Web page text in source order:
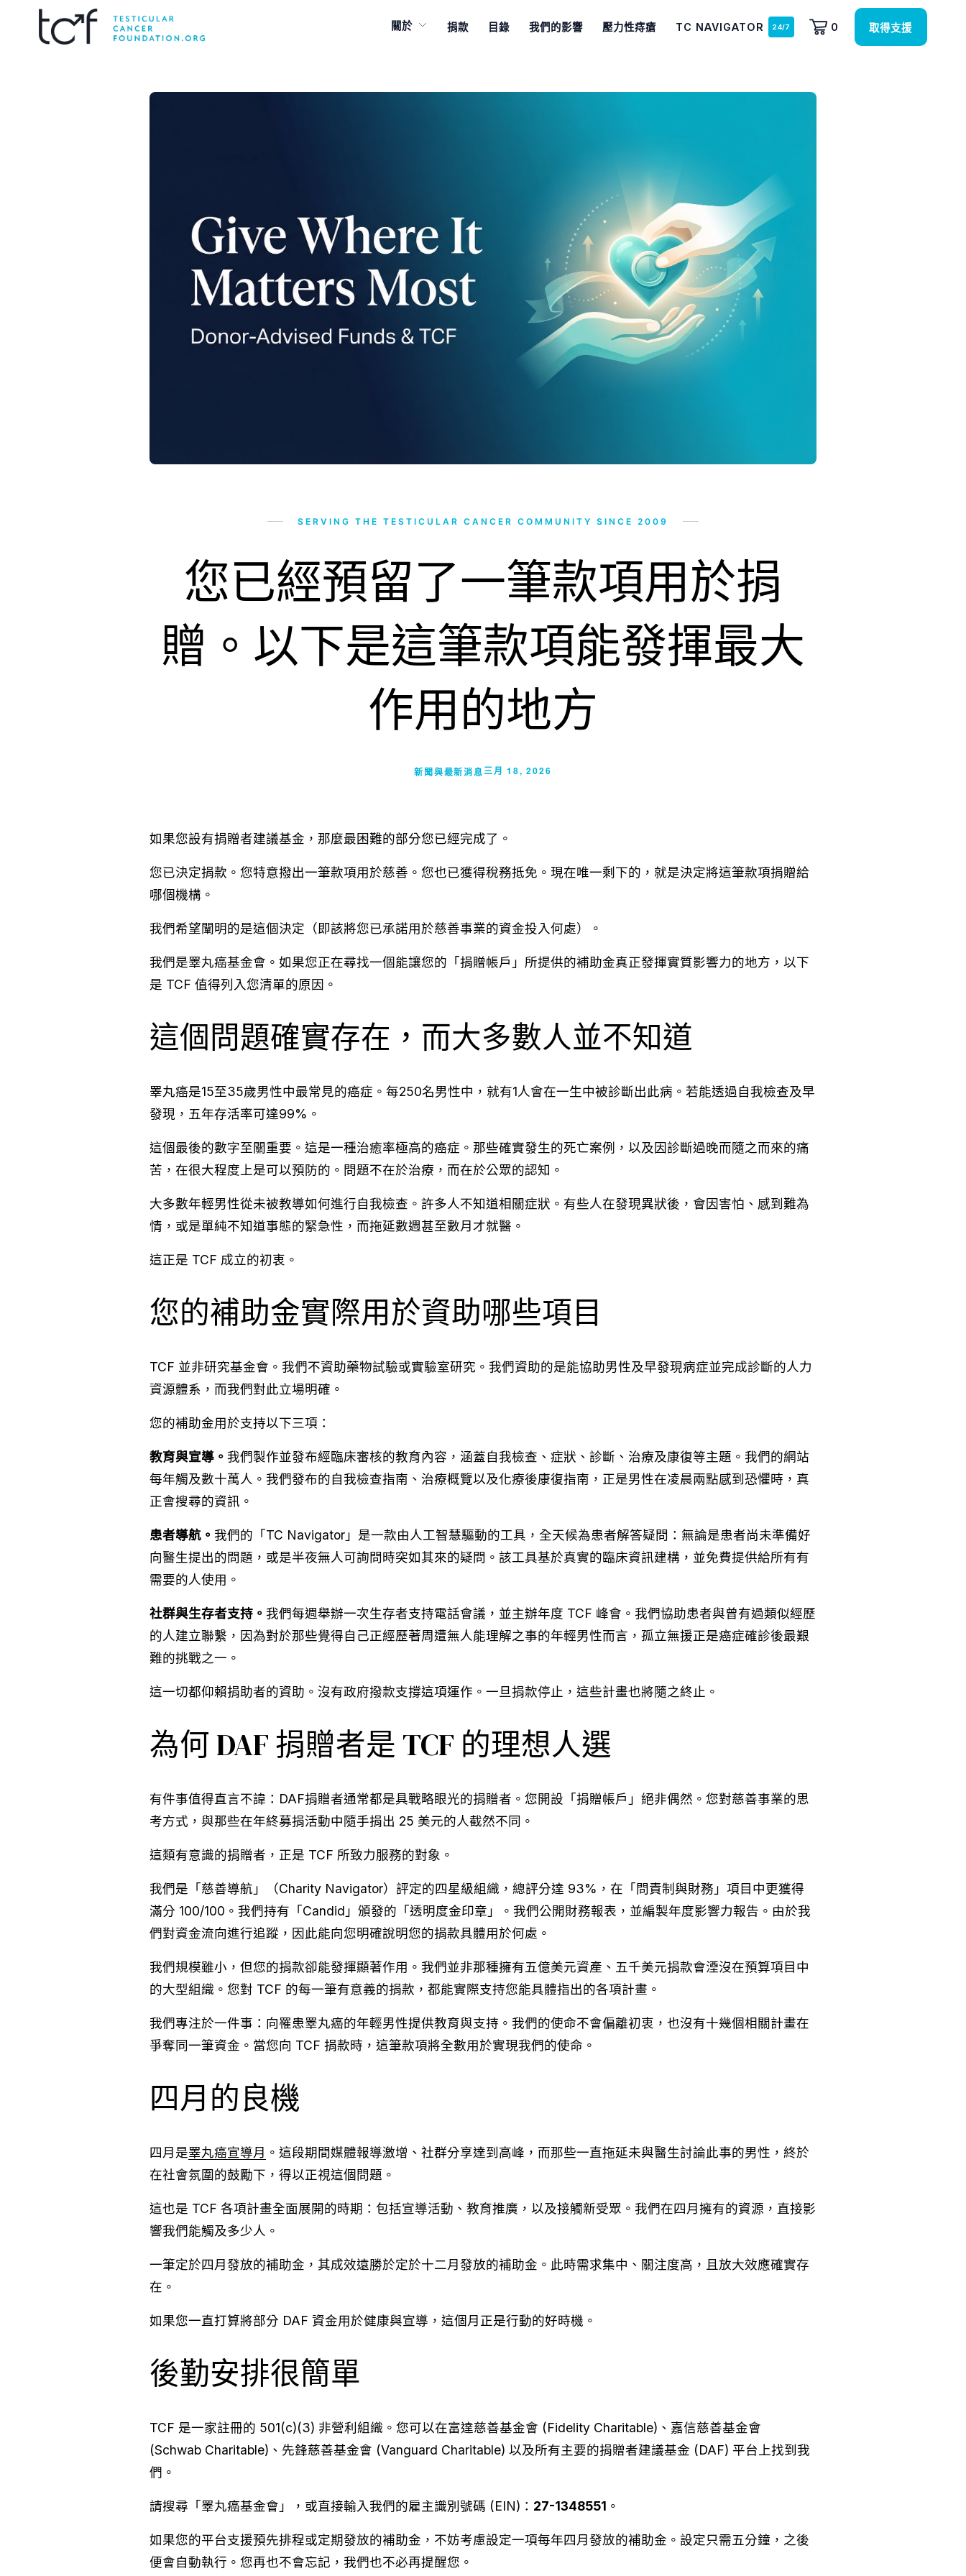
關於 捐款 目錄 我們的影響 壓力性痔瘡 TC NAVIGATOR 0 取得支援
SERVING THE TESTICULAR CANCER COMMUNITY SINCE 2009
您已經預留了一筆款項用於捐
贈。以下是這筆款項能發揮最大
作用的地方
新聞與最新消息三月 18, 2026
如果您設有捐贈者建議基金，那麼最困難的部分您已經完成了。
您已決定捐款。您特意撥出一筆款項用於慈善。您也已獲得稅務抵免。現在唯一剩下的，就是決定將這筆款項捐贈給
哪個機構。
我們希望闡明的是這個決定（即該將您已承諾用於慈善事業的資金投入何處）。
我們是睪丸癌基金會。如果您正在尋找一個能讓您的「捐贈帳戶」所提供的補助金真正發揮實質影響力的地方，以下
是 TCF 值得列入您清單的原因。
這個問題確實存在，而大多數人並不知道
睪丸癌是15至35歲男性中最常見的癌症。每250名男性中，就有1人會在一生中被診斷出此病。若能透過自我檢查及早
發現，五年存活率可達99%。
這個最後的數字至關重要。這是一種治癒率極高的癌症。那些確實發生的死亡案例，以及因診斷過晚而隨之而來的痛
苦，在很大程度上是可以預防的。問題不在於治療，而在於公眾的認知。
大多數年輕男性從未被教導如何進行自我檢查。許多人不知道相關症狀。有些人在發現異狀後，會因害怕、感到難為
情，或是單純不知道事態的緊急性，而拖延數週甚至數月才就醫。
這正是 TCF 成立的初衷。
您的補助金實際用於資助哪些項目
TCF 並非研究基金會。我們不資助藥物試驗或實驗室研究。我們資助的是能協助男性及早發現病症並完成診斷的人力
資源體系，而我們對此立場明確。
您的補助金用於支持以下三項：
教育與宣導。我們製作並發布經臨床審核的教育內容，涵蓋自我檢查、症狀、診斷、治療及康復等主題。我們的網站
每年觸及數十萬人。我們發布的自我檢查指南、治療概覽以及化療後康復指南，正是男性在凌晨兩點感到恐懼時，真
正會搜尋的資訊。
患者導航。我們的「TC Navigator」是一款由人工智慧驅動的工具，全天候為患者解答疑問：無論是患者尚未準備好
向醫生提出的問題，或是半夜無人可詢問時突如其來的疑問。該工具基於真實的臨床資訊建構，並免費提供給所有有
需要的人使用。
社群與生存者支持。我們每週舉辦一次生存者支持電話會議，並主辦年度 TCF 峰會。我們協助患者與曾有過類似經歷
的人建立聯繫，因為對於那些覺得自己正經歷著周遭無人能理解之事的年輕男性而言，孤立無援正是癌症確診後最艱
難的挑戰之一。
這一切都仰賴捐助者的資助。沒有政府撥款支撐這項運作。一旦捐款停止，這些計畫也將隨之終止。
為何 DAF 捐贈者是 TCF 的理想人選
有件事值得直言不諱：DAF捐贈者通常都是具戰略眼光的捐贈者。您開設「捐贈帳戶」絕非偶然。您對慈善事業的思
考方式，與那些在年終募捐活動中隨手捐出 25 美元的人截然不同。
這類有意識的捐贈者，正是 TCF 所致力服務的對象。
我們是「慈善導航」（Charity Navigator）評定的四星級組織，總評分達 93%，在「問責制與財務」項目中更獲得
滿分 100/100。我們持有「Candid」頒發的「透明度金印章」。我們公開財務報表，並編製年度影響力報告。由於我
們對資金流向進行追蹤，因此能向您明確說明您的捐款具體用於何處。
我們規模雖小，但您的捐款卻能發揮顯著作用。我們並非那種擁有五億美元資產、五千美元捐款會湮沒在預算項目中
的大型組織。您對 TCF 的每一筆有意義的捐款，都能實際支持您能具體指出的各項計畫。
我們專注於一件事：向罹患睪丸癌的年輕男性提供教育與支持。我們的使命不會偏離初衷，也沒有十幾個相關計畫在
爭奪同一筆資金。當您向 TCF 捐款時，這筆款項將全數用於實現我們的使命。
四月的良機
四月是睪丸癌宣導月 。這段期間媒體報導激增、社群分享達到高峰，而那些一直拖延未與醫生討論此事的男性，終於
在社會氛圍的鼓勵下，得以正視這個問題。
這也是 TCF 各項計畫全面展開的時期：包括宣導活動、教育推廣，以及接觸新受眾。我們在四月擁有的資源，直接影
響我們能觸及多少人。
一筆定於四月發放的補助金，其成效遠勝於定於十二月發放的補助金。此時需求集中、關注度高，且放大效應確實存
在。
如果您一直打算將部分 DAF 資金用於健康與宣導，這個月正是行動的好時機。
後勤安排很簡單
TCF 是一家註冊的 501(c)(3) 非營利組織。您可以在富達慈善基金會 (Fidelity Charitable)、嘉信慈善基金會
(Schwab Charitable)、先鋒慈善基金會 (Vanguard Charitable) 以及所有主要的捐贈者建議基金 (DAF) 平台上找到我
們。
請搜尋「睪丸癌基金會」，或直接輸入我們的雇主識別號碼 (EIN)： 27-1348551 。
如果您的平台支援預先排程或定期發放的補助金，不妨考慮設定一項每年四月發放的補助金。設定只需五分鐘，之後
便會自動執行。您再也不會忘記，我們也不必再提醒您。